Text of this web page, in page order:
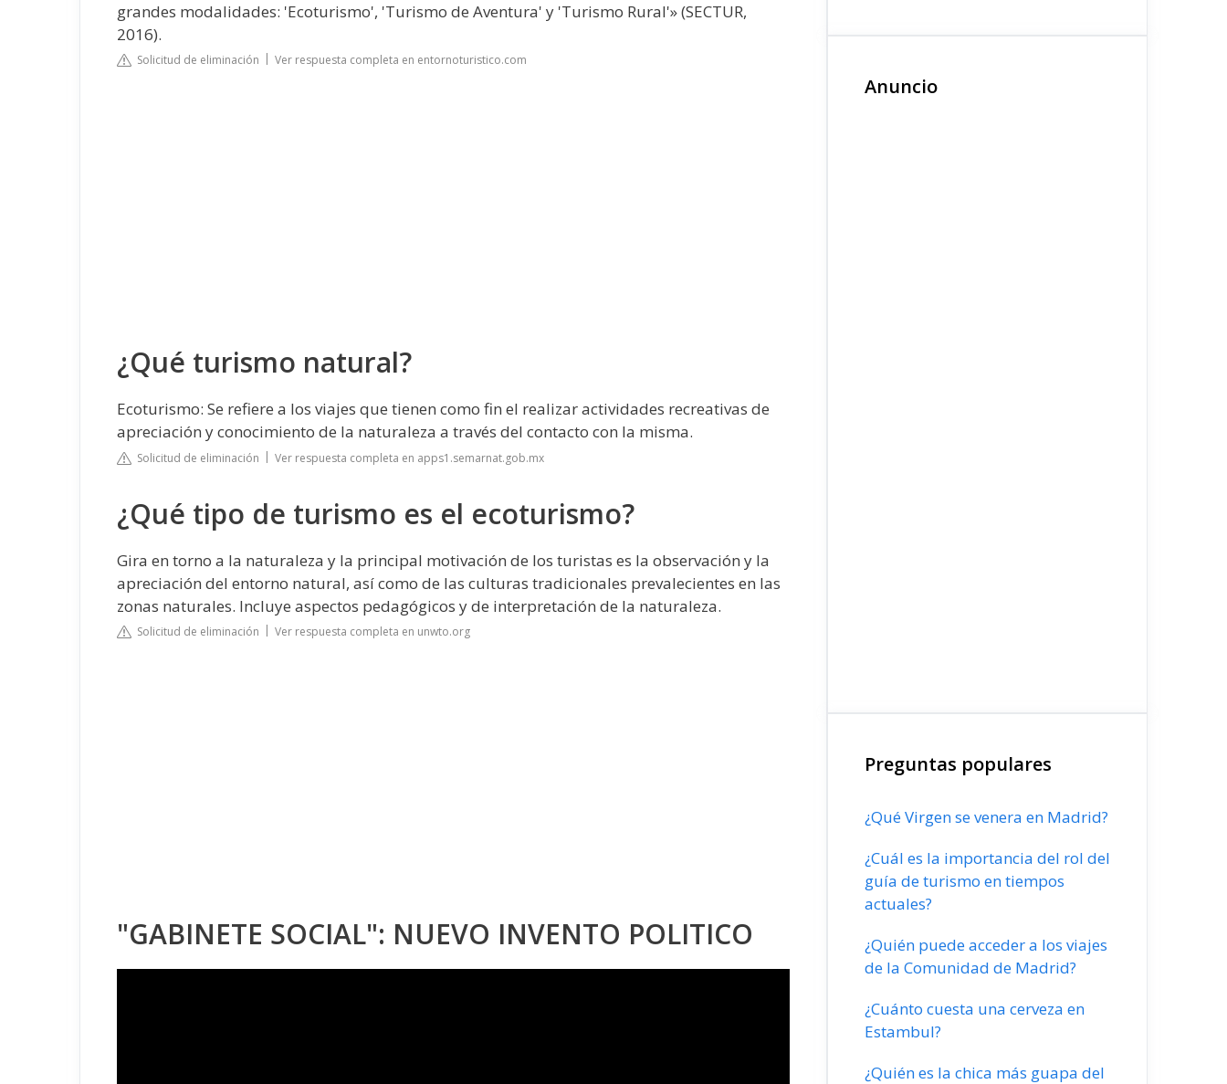
grandes modalidades: 'Ecoturismo', 'Turismo de Aventura' y 'Turismo Rural'» (SECTUR,
2016).
Solicitud de eliminación Ver respuesta completa en entornoturistico.com
¿Qué turismo natural?
Ecoturismo: Se refiere a los viajes que tienen como fin el realizar actividades recreativas de
apreciación y conocimiento de la naturaleza a través del contacto con la misma.
Solicitud de eliminación Ver respuesta completa en apps1.semarnat.gob.mx
¿Qué tipo de turismo es el ecoturismo?
Gira en torno a la naturaleza y la principal motivación de los turistas es la observación y la
apreciación del entorno natural, así como de las culturas tradicionales prevalecientes en las
zonas naturales. Incluye aspectos pedagógicos y de interpretación de la naturaleza.
Solicitud de eliminación Ver respuesta completa en unwto.org
"GABINETE SOCIAL": NUEVO INVENTO POLITICO
Anuncio
Preguntas populares
¿Qué Virgen se venera en Madrid?
¿Cuál es la importancia del rol del
guía de turismo en tiempos
actuales?
¿Quién puede acceder a los viajes
de la Comunidad de Madrid?
¿Cuánto cuesta una cerveza en
Estambul?
¿Quién es la chica más guapa del